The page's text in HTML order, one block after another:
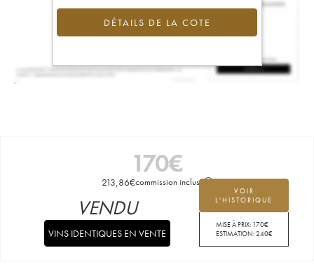
DÉTAILS DE LA COTE
170€
213,86€commission incluse
VOIR
L'HISTORIQUE
MISE À PRIX: 170€
ESTIMATION:240€
VENDU
VINS IDENTIQUES EN VENTE